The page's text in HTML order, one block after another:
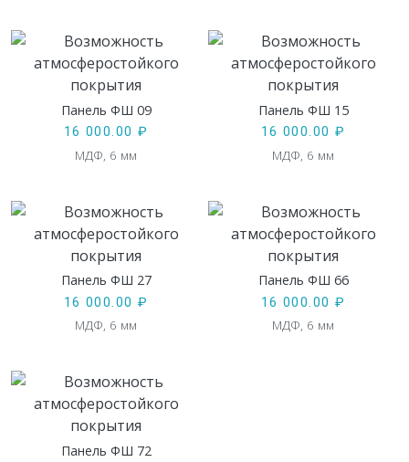
Панель ФШ 09
16 000.00 ₽
МДФ, 6 мм
Панель ФШ 15
16 000.00 ₽
МДФ, 6 мм
Панель ФШ 27
16 000.00 ₽
МДФ, 6 мм
Панель ФШ 66
16 000.00 ₽
МДФ, 6 мм
Панель ФШ 72